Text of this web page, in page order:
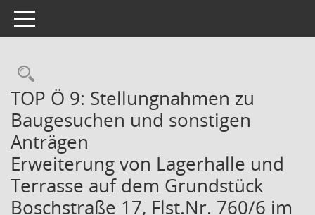
Toggle navigation
Rechercheauswahl
TOP Ö 9: Stellungnahmen zu
Baugesuchen und sonstigen
Anträgen
Erweiterung von Lagerhalle und
Terrasse auf dem Grundstück
Boschstraße 17, Flst.Nr. 760/6 im